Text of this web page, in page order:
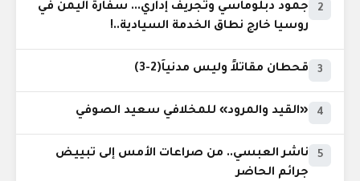
2
جمود دبلوماسي وتجريف إداري... سفارة اليمن في
روسيا خارج نطاق الخدمة السيادية..!
3 قحطان مقاتلاً وليس مدنياً(2-3)
4 «القيد والمرود» للمخلافي سعيد الصوفي
5
ناشر العبسي.. من صراعات الأمس إلى تبييض
جرائم الحاضر